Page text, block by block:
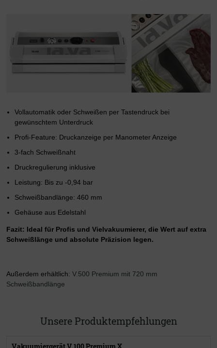
Vollautomatik oder Schweißen per Tastendruck bei
gewünschtem Unterdruck
Profi-Feature: Druckanzeige per Manometer Anzeige
3-fach Schweißnaht
Druckregulierung inklusive
Leistung: Bis zu -0,94 bar
Schweißbandlänge: 460 mm
Gehäuse aus Edelstahl
Fazit: Ideal für Profis und Vielvakuumierer, die Wert auf extra
Schweißlänge und absolute Präzision legen.
Außerdem erhältlich: V.500 Premium mit 720 mm
Schweißbandlänge
Unsere Produktempfehlungen